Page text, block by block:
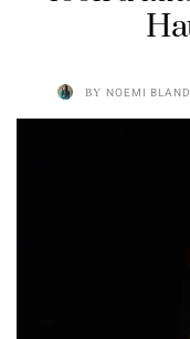
BY NOEMI